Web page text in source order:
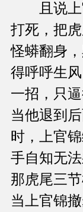
且说
打死，把
怪蟒翻身
得呼呼生
一招，只
当他退到
时，上官
手自知无
那虎尾三
当上官锦